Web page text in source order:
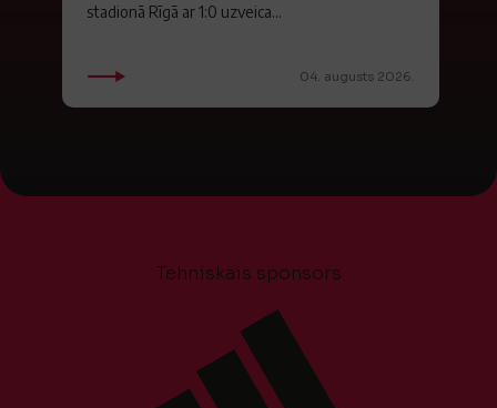
stadionā Rīgā ar 1:0 uzveica...
04. augusts 2026.
Tehniskais sponsors